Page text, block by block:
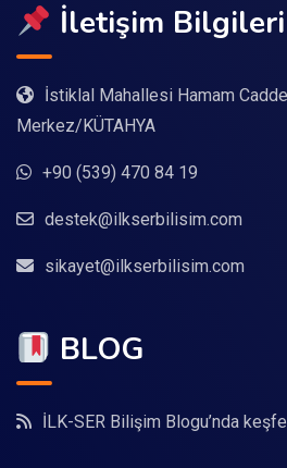
İletişim Bilgileri
İstiklal Mahallesi Hamam
Merkez/KÜTAHYA
+90 (539) 470 84 19
destek@ilkserbilisim.com
sikayet@ilkserbilisim.com
BLOG
İLK-SER Bilişim Blogu’nda